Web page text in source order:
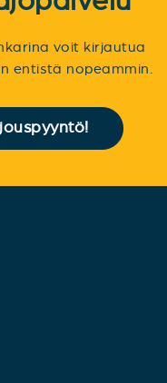
voit kirjautua
entistä nopeammin.